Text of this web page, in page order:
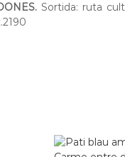
Sortida: ruta